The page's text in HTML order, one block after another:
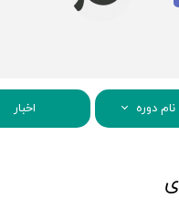
دوره اخبار